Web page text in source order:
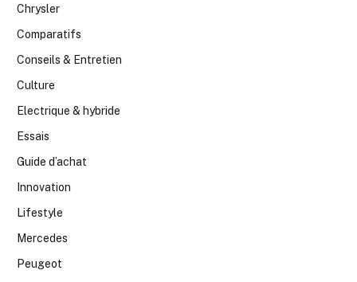
Chrysler
Comparatifs
Conseils & Entretien
Culture
Electrique & hybride
Essais
Guide d’achat
Innovation
Lifestyle
Mercedes
Peugeot